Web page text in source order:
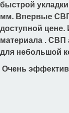
быстрой
мм. Впервые СВП
доступной цене.
материала . СВП
для небольшой
Очень